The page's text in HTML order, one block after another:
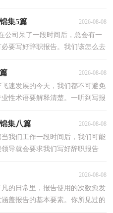
集5篇 2026-08-08
公司呆了一段时间后，总会有一
要写好辞职报告。我们该怎么去
2026-08-08
速发展的今天，我们都不可避免
性术语要解释清楚。一听到写报
集八篇 2026-08-08
我们工作一段时间后，我们可能
导就会要求我们写好辞职报告
2026-08-08
的日常里，报告使用的次数愈发
盖报告的基本要素。你所见过的